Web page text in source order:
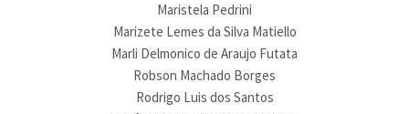
Maristela Pedrini
Marizete Lemes da Silva Matiello
Marli Delmonico de Araujo Futata
Robson Machado Borges
Rodrigo Luis dos Santos